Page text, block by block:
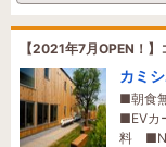
【2021年7月OPEN！
カミ
■朝食
■EVカ
料